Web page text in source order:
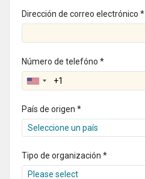
Dirección de correo electrónico *
Número de telefóno *
País de origen *
Tipo de organización *